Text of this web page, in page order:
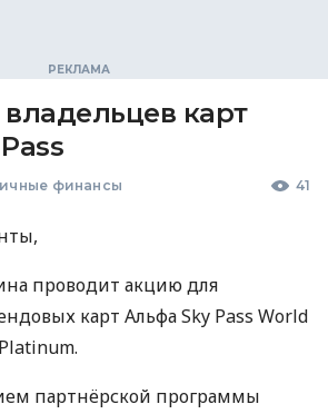
карт
финансы 41
проводит акцию для
карт Альфа Sky Pass World
партнёрской программы